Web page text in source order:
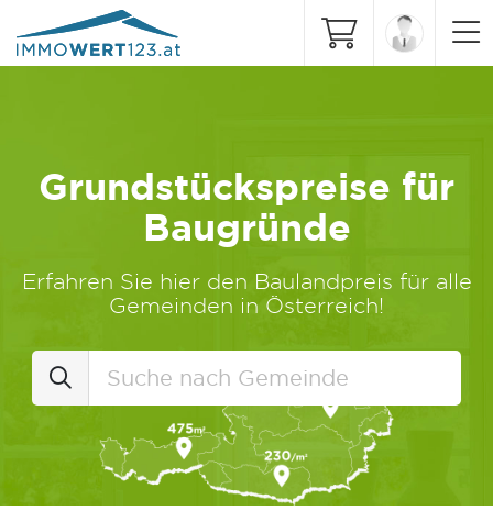
Grundstückspreise für
Baugründe
Erfahren Sie hier den Baulandpreis für alle
Gemeinden in Österreich!